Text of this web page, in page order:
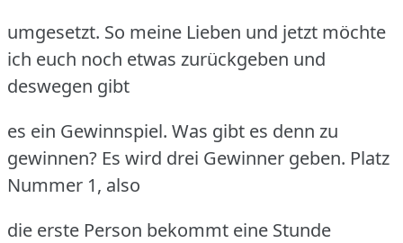
umgesetzt. So meine Lieben und jetzt möchte
ich euch noch etwas zurückgeben und
deswegen gibt
es ein Gewinnspiel. Was gibt es denn zu
gewinnen? Es wird drei Gewinner geben. Platz
Nummer 1, also
die erste Person bekommt eine Stunde